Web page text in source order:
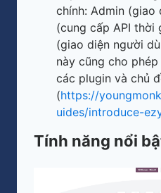
chính: Admin (giao
(cung cấp API thời
(giao diện người
này cũng cho
các plugin và chủ
(https://
uides/introduce-
Tính năng nổi